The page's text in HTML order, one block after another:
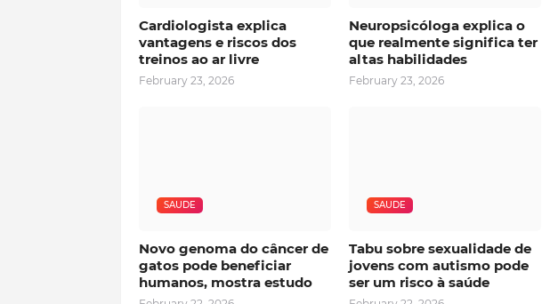
Cardiologista explica
vantagens e riscos dos
treinos ao ar livre
February 23, 2026
Neuropsicóloga explica o
que realmente significa ter
altas habilidades
February 23, 2026
SAUDE
Novo genoma do câncer de
gatos pode beneficiar
humanos, mostra estudo
SAUDE
Tabu sobre sexualidade de
jovens com autismo pode
ser um risco à saúde